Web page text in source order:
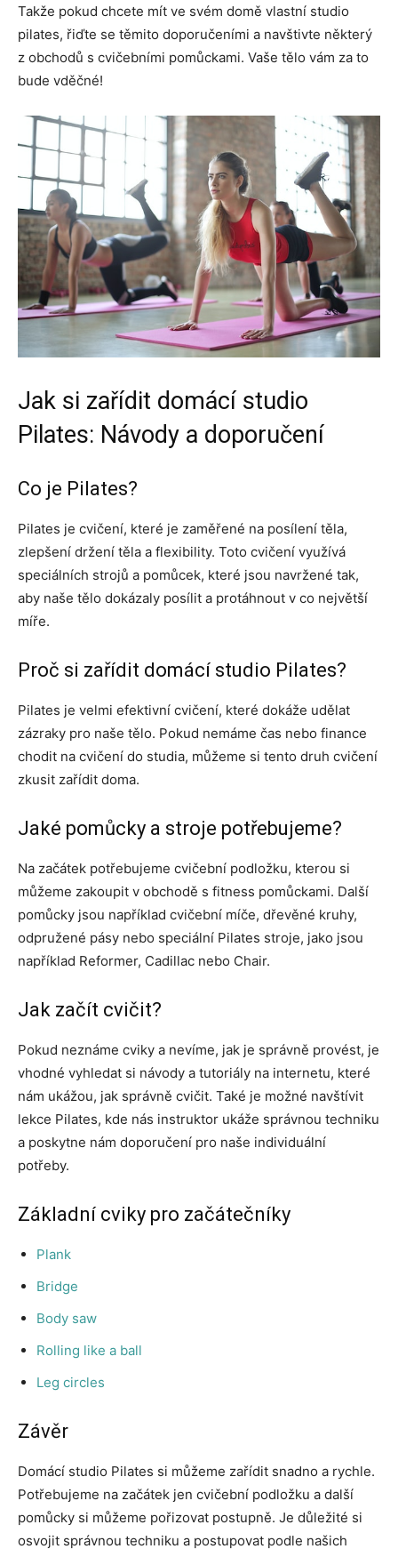
Takže pokud chcete mít ve svém domě vlastní studio
pilates, řiďte se těmito doporučeními a navštivte některý
z obchodů s cvičebními pomůckami. Vaše tělo vám za to
bude vděčné!
Jak si zařídit domácí studio
Pilates: Návody a doporučení
Co je Pilates?
Pilates je cvičení, které je zaměřené na posílení těla,
zlepšení držení těla a flexibility. Toto cvičení využívá
speciálních strojů a pomůcek, které jsou navržené tak,
aby naše tělo dokázaly posílit a protáhnout v co největší
míře.
Proč si zařídit domácí studio Pilates?
Pilates je velmi efektivní cvičení, které dokáže udělat
zázraky pro naše tělo. Pokud nemáme čas nebo finance
chodit na cvičení do studia, můžeme si tento druh cvičení
zkusit zařídit doma.
Jaké pomůcky a stroje potřebujeme?
Na začátek potřebujeme cvičební podložku, kterou si
můžeme zakoupit v obchodě s fitness pomůckami. Další
pomůcky jsou například cvičební míče, dřevěné kruhy,
odpružené pásy nebo speciální Pilates stroje, jako jsou
například Reformer, Cadillac nebo Chair.
Jak začít cvičit?
Pokud neznáme cviky a nevíme, jak je správně provést, je
vhodné vyhledat si návody a tutoriály na internetu, které
nám ukážou, jak správně cvičit. Také je možné navštívit
lekce Pilates, kde nás instruktor ukáže správnou techniku
a poskytne nám doporučení pro naše individuální
potřeby.
Základní cviky pro začátečníky
Plank
Bridge
Body saw
Rolling like a ball
Leg circles
Závěr
Domácí studio Pilates si můžeme zařídit snadno a rychle.
Potřebujeme na začátek jen cvičební podložku a další
pomůcky si můžeme pořizovat postupně. Je důležité si
osvojit správnou techniku a postupovat podle našich